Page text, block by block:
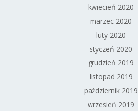
kwiecień 2020
marzec 2020
luty 2020
styczeń 2020
grudzień 2019
listopad 2019
październik 2019
wrzesień 2019